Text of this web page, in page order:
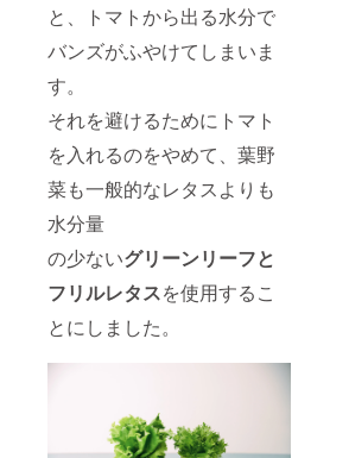
と、トマトから出る水分で
バンズがふやけてしまいま
す。
それを避けるためにトマト
を入れるのをやめて、葉野
菜も一般的なレタスよりも
水分量
の少ないグリーンリーフと
フリルレタスを使用するこ
とにしました。